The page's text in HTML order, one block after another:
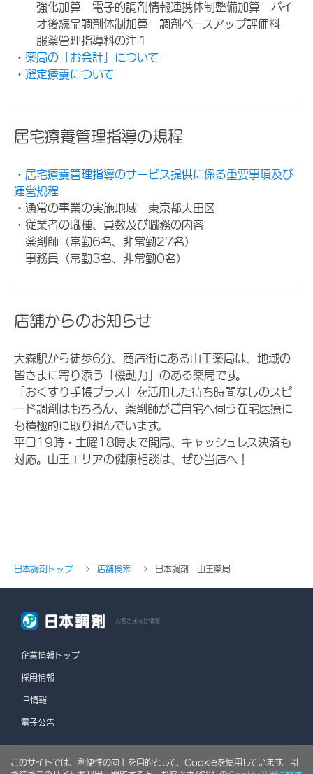
強化加算 電子的調剤情報連携体制整備加算 バイ
オ後続品調剤体制加算 調剤ベースアップ評価料
服薬管理指導料の注１
・ 薬局の「お会計」について
・ 選定療養について
居宅療養管理指導の規程
・ 居宅療養管理指導のサービス提供に係る重要事項及び
運営規程
・通常の事業の実施地域 東京都大田区
・従業者の職種、員数及び職務の内容
薬剤師（常勤6名、非常勤27名）
事務員（常勤3名、非常勤0名）
店舗からのお知らせ
大森駅から徒歩6分、商店街にある山王薬局は、地域の
皆さまに寄り添う「機動力」のある薬局です。
「おくすり手帳プラス」を活用した待ち時間なしのスピ
ード調剤はもちろん、薬剤師がご自宅へ伺う在宅医療に
も積極的に取り組んでいます。
平日19時・土曜18時まで開局、キャッシュレス決済も
対応。山王エリアの健康相談は、ぜひ当店へ！
日本調剤トップ 店舗検索 日本調剤 山王薬局
お客さま向け情報
企業情報トップ
採用情報
IR情報
電子公告
情報セキュリティポリシー 個人情報保護方針
このサイトでは、利便性の向上を目的として、Cookieを使用しています。引